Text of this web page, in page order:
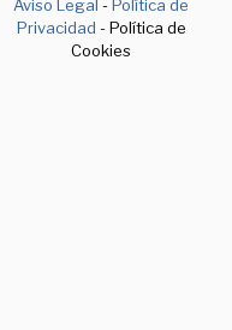
Aviso Legal -Política de
Privacidad - Política de
Cookies